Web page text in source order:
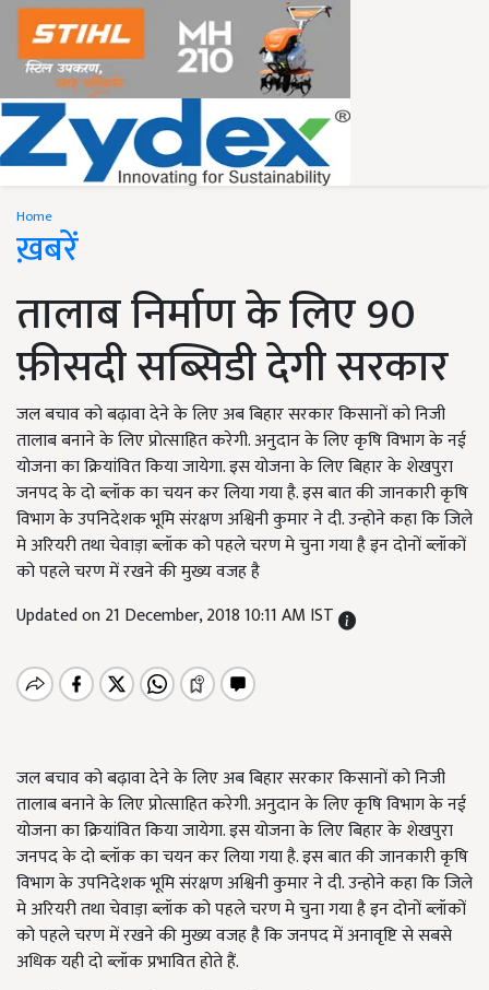
Home
ख़बरें
तालाब निर्माण के लिए 90
फ़ीसदी सब्सिडी देगी सरकार
जल बचाव को बढ़ावा देने के लिए अब बिहार सरकार किसानों को निजी
तालाब बनाने के लिए प्रोत्साहित करेगी. अनुदान के लिए कृषि विभाग के नई
योजना का क्रियांवित किया जायेगा. इस योजना के लिए बिहार के शेखपुरा
जनपद के दो ब्लॉक का चयन कर लिया गया है. इस बात की जानकारी कृषि
विभाग के उपनिदेशक भूमि संरक्षण अश्विनी कुमार ने दी. उन्होने कहा कि जिले
मे अरियरी तथा चेवाड़ा ब्लॉक को पहले चरण मे चुना गया है इन दोनों ब्लॉकों
को पहले चरण में रखने की मुख्य वजह है
Updated on 21 December, 2018 10:11 AM IST
जल बचाव को बढ़ावा देने के लिए अब बिहार सरकार किसानों को निजी
तालाब बनाने के लिए प्रोत्साहित करेगी. अनुदान के लिए कृषि विभाग के नई
योजना का क्रियांवित किया जायेगा. इस योजना के लिए बिहार के शेखपुरा
जनपद के दो ब्लॉक का चयन कर लिया गया है. इस बात की जानकारी कृषि
विभाग के उपनिदेशक भूमि संरक्षण अश्विनी कुमार ने दी. उन्होने कहा कि जिले
मे अरियरी तथा चेवाड़ा ब्लॉक को पहले चरण मे चुना गया है इन दोनों ब्लॉकों
को पहले चरण में रखने की मुख्य वजह है कि जनपद में अनावृष्टि से सबसे
अधिक यही दो ब्लॉक प्रभावित होते हैं.